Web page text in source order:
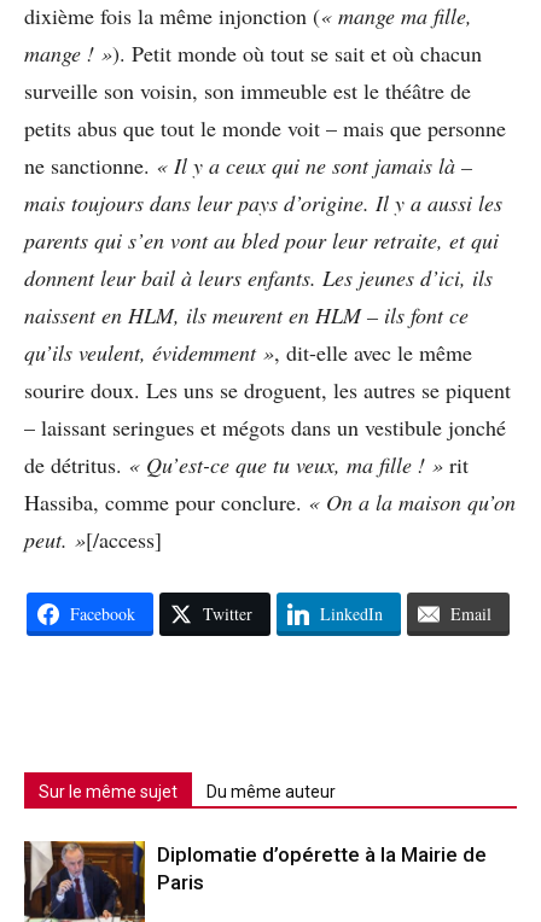
dixième fois la même injonction (« mange ma fille,
mange ! »). Petit monde où tout se sait et où chacun
surveille son voisin, son immeuble est le théâtre de
petits abus que tout le monde voit – mais que personne
ne sanctionne. « Il y a ceux qui ne sont jamais là –
mais toujours dans leur pays d’origine. Il y a aussi les
parents qui s’en vont au bled pour leur retraite, et qui
donnent leur bail à leurs enfants. Les jeunes d’ici, ils
naissent en HLM, ils meurent en HLM– ils font ce
qu’ils veulent, évidemment», dit-elle avec le même
sourire doux. Les uns se droguent, les autres se piquent
– laissant seringues et mégots dans un vestibule jonché
de détritus. « Qu’est-ce que tu veux, ma fille ! » rit
Hassiba, comme pour conclure. « On a la maison qu’on
peut. »[/access]
Facebook Twitter LinkedIn Email
Sur le même sujet Du même auteur
Diplomatie d’opérette à la Mairie de
Paris